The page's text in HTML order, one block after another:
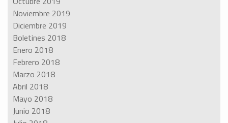
Noviembre 2019
Diciembre 2019
Boletines 2018
Enero 2018
Febrero 2018
Marzo 2018
Abril 2018
Mayo 2018
Junio 2018